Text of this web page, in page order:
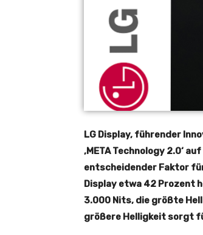
LG Display, führender
‚META Technology 2.0‘
entscheidender Faktor
Display etwa 42 Prozent
3.000 Nits, die größte
größere Helligkeit sorgt